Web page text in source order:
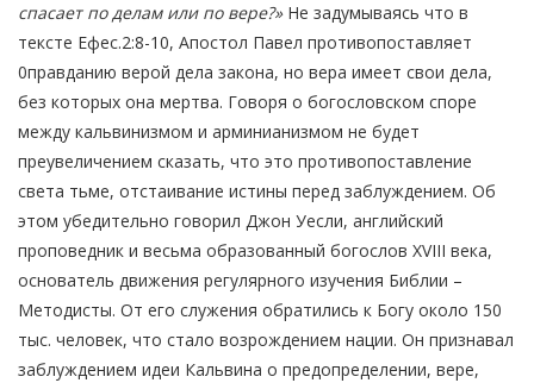
спасает по делам или по вере?»Не задумываясь что в
тексте Ефес.2:8-10, Апостол Павел противопоставляет
0правданию верой дела закона, но вера имеет свои дела,
без которых она мертва. Говоря о богословском споре
между кальвинизмом и арминианизмом не будет
преувеличением сказать, что это противопоставление
света тьме, отстаивание истины перед заблуждением. Об
этом убедительно говорил Джон Уесли, английский
проповедник и весьма образованный богослов XVIII века,
основатель движения регулярного изучения Библии –
Методисты. От его служения обратились к Богу около 150
тыс. человек, что стало возрождением нации. Он признавал
заблуждением идеи Кальвина о предопределении, вере,